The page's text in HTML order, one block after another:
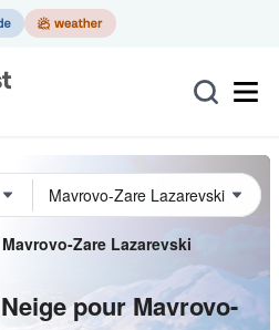
Mavrovo-Zare Lazarevski
pour Mavrovo-